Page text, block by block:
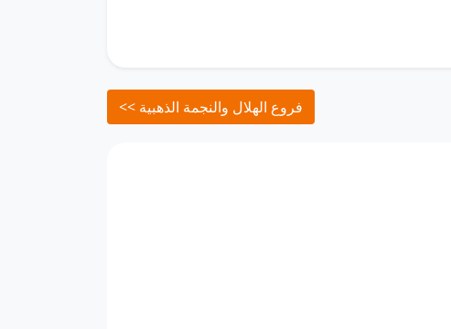
<< فروع الهلال والنجمة الذهبية